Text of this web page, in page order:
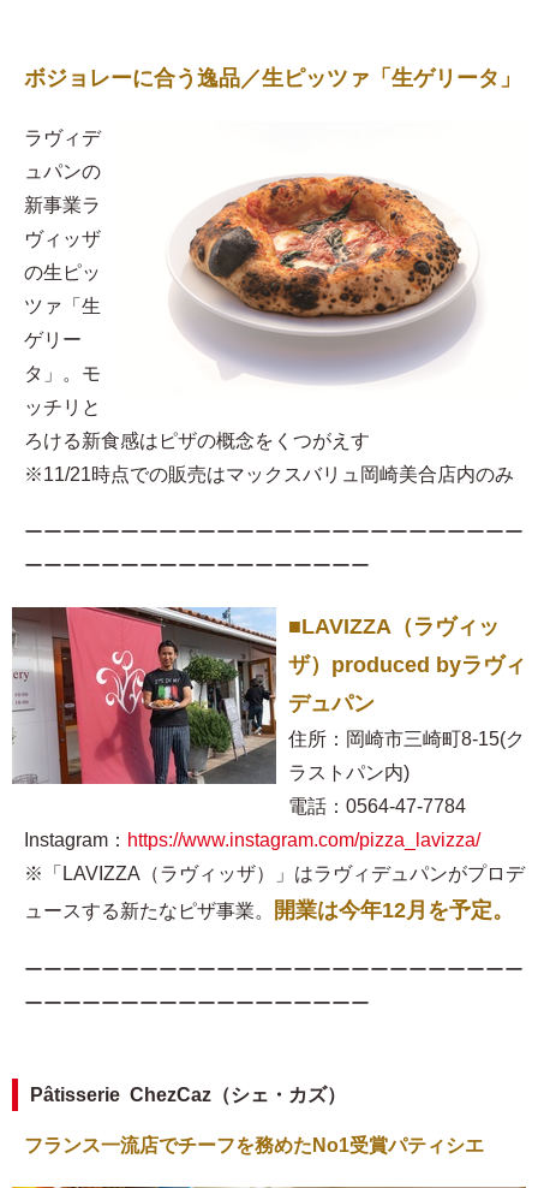
ボジョレーに合う逸品／生ピッツァ「生ゲリータ」
ラヴィデ
ュパンの
新事業ラ
ヴィッザ
の生ピッ
ツァ「生
ゲリー
タ」。モ
ッチリと
ろける新食感はピザの概念をくつがえす
※11/21時点での販売はマックスバリュ岡崎美合店内のみ
ーーーーーーーーーーーーーーーーーーーーーーーーーー
ーーーーーーーーーーーーーーーーーー
■LAVIZZA（ラヴィッ
ザ）produced byラヴィ
デュパン
住所：岡崎市三崎町8-15(ク
ラストパン内)
電話：0564-47-7784
Instagram： https://www.instagram.com/pizza_lavizza/
※「LAVIZZA（ラヴィッザ）」はラヴィデュパンがプロデ
ュースする新たなピザ事業。
開業は今年12月を予定。
ーーーーーーーーーーーーーーーーーーーーーーーーーー
ーーーーーーーーーーーーーーーーーー
Pâtisserie ChezCaz（シェ・カズ）
フランス一流店でチーフを務めたNo1受賞パティシエ